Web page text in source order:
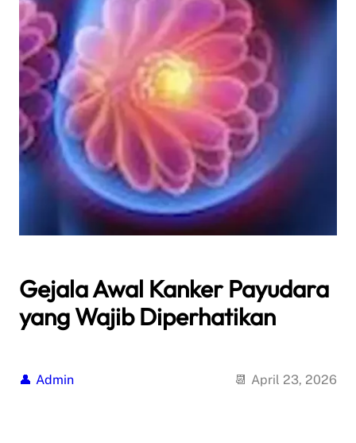
Gejala Awal Kanker Payudara
yang Wajib Diperhatikan
Admin April 23, 2026